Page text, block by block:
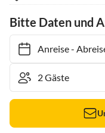
Bitte Daten und
Anreise- Abreise